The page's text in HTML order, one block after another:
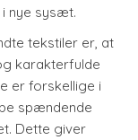
nye sysæt.
tekstiler er, at
karakterfulde
er forskellige i
spændende
Dette giver